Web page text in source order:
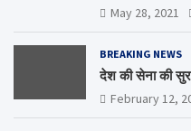
the Chief
May 28, 2021
BREAKING NEWS
देश की सेना की
February 12,